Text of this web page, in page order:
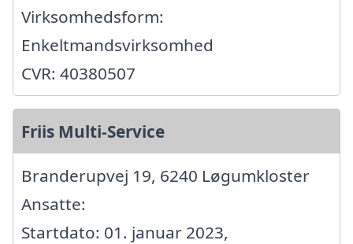
Virksomhedsform:
Enkeltmandsvirksomhed
CVR: 40380507
Friis Multi-Service
Branderupvej 19, 6240 Løgumkloster
Ansatte:
Startdato: 01. januar 2023,